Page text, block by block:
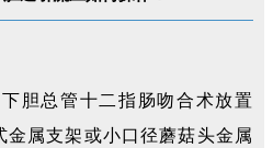
胆总管十二指肠吻合术放置
属支架或小口径蘑菇头金属